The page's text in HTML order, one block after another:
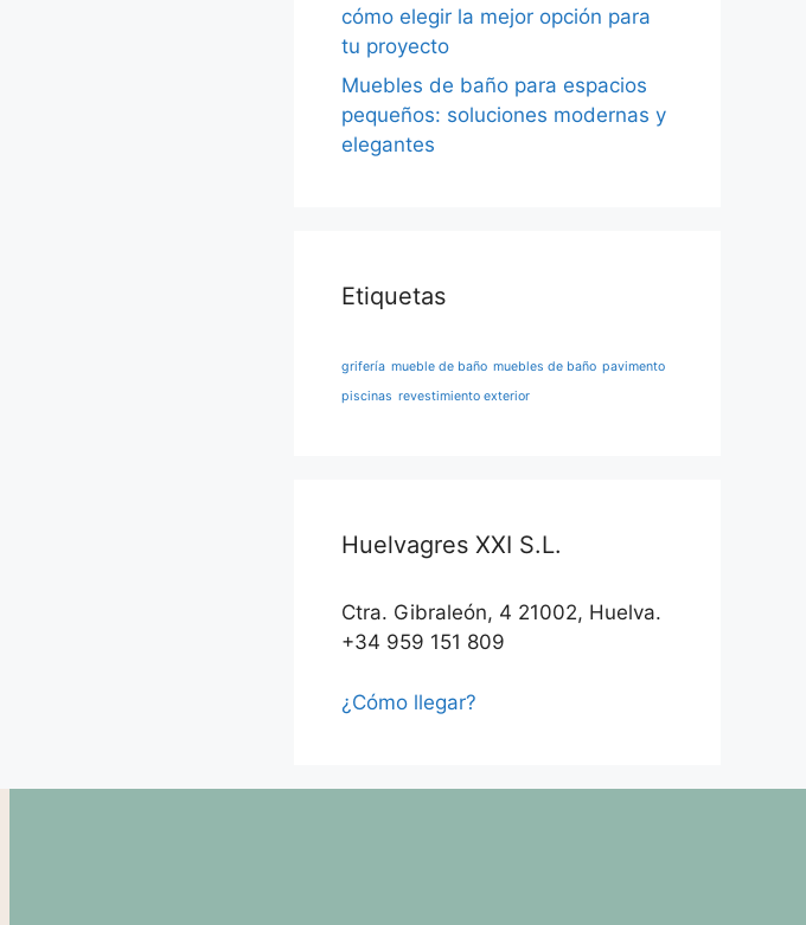
cómo elegir la mejor opción para
tu proyecto
Muebles de baño para espacios
pequeños: soluciones modernas y
elegantes
Etiquetas
grifería mueble de baño muebles de baño pavimento
piscinas revestimiento exterior
Huelvagres XXI S.L.
Ctra. Gibraleón, 4 21002, Huelva.
+34 959 151 809
¿Cómo llegar?